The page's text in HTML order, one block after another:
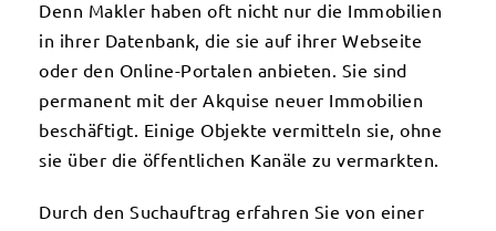
Denn Makler haben oft nicht nur die Immobilien
in ihrer Datenbank, die sie auf ihrer Webseite
oder den Online-Portalen anbieten. Sie sind
permanent mit der Akquise neuer Immobilien
beschäftigt. Einige Objekte vermitteln sie, ohne
sie über die öffentlichen Kanäle zu vermarkten.
Durch den Suchauftrag erfahren Sie von einer